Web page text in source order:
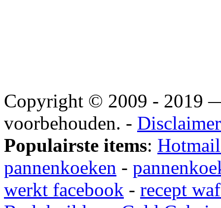
Copyright © 2009 - 2019
voorbehouden. - Disclaimer
Populairste items:
pannenkoeken -
werkt facebook - recept